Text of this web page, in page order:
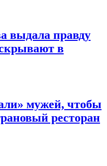
выдала правду
в
мужей, чтобы
ресторан